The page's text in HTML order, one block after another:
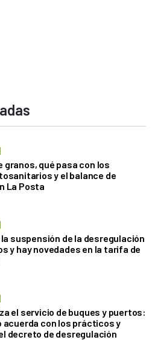
granos, qué pasa con los
y el balance de
La Posta
suspensión de la desregulación
y hay novedades en la tarifa de
el servicio de buques y puertos:
acuerda con los prácticos y
decreto de desregulación